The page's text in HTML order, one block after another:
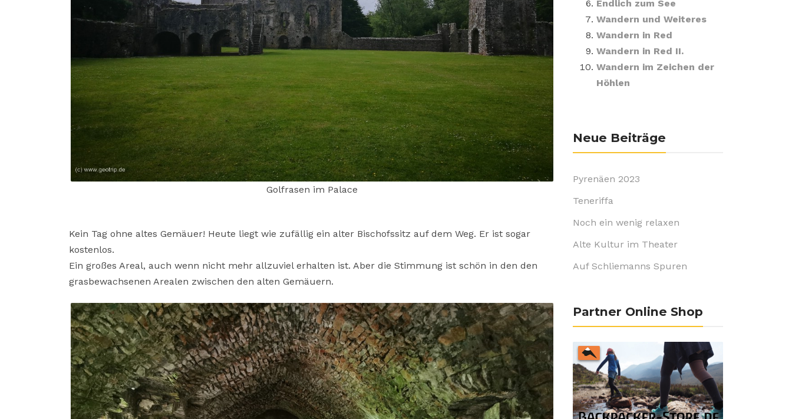
Golfrasen im Palace
Kein Tag ohne altes Gemäuer! Heute liegt wie zufällig ein alter Bischofssitz auf dem Weg. Er ist sogar
kostenlos.
Ein großes Areal, auch wenn nicht mehr allzuviel erhalten ist. Aber die Stimmung ist schön in den den
grasbewachsenen Arealen zwischen den alten Gemäuern.
Endlich zum See
Wandern und Weiteres
Wandern in Red
Wandern in Red II.
Wandern im Zeichen der
Höhlen
Neue Beiträge
Pyrenäen 2023
Teneriffa
Noch ein wenig relaxen
Alte Kultur im Theater
Auf Schliemanns Spuren
Partner Online Shop